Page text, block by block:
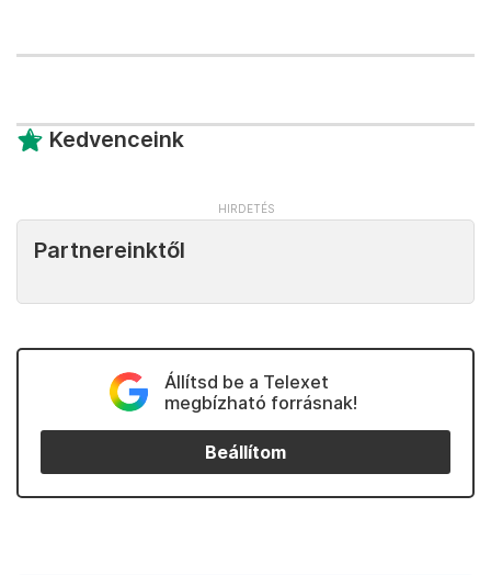
Kedvenceink
Partnereinktől
Állítsd be a Telexet
megbízható forrásnak!
Beállítom